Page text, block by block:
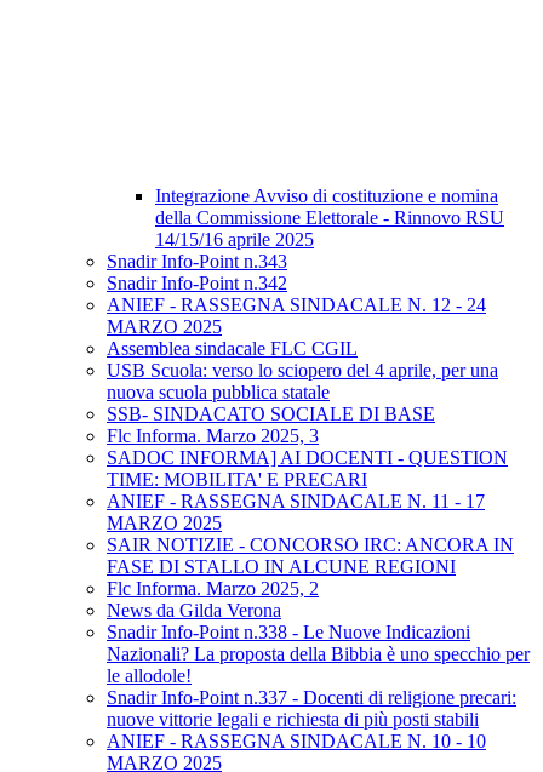
Integrazione Avviso di costituzione e nomina
della Commissione Elettorale - Rinnovo RSU
14/15/16 aprile 2025
Snadir Info-Point n.343
Snadir Info-Point n.342
ANIEF - RASSEGNA SINDACALE N. 12 - 24
MARZO 2025
Assemblea sindacale FLC CGIL
USB Scuola: verso lo sciopero del 4 aprile, per una
nuova scuola pubblica statale
SSB- SINDACATO SOCIALE DI BASE
Flc Informa. Marzo 2025, 3
SADOC INFORMA] AI DOCENTI - QUESTION
TIME: MOBILITA' E PRECARI
ANIEF - RASSEGNA SINDACALE N. 11 - 17
MARZO 2025
SAIR NOTIZIE - CONCORSO IRC: ANCORA IN
FASE DI STALLO IN ALCUNE REGIONI
Flc Informa. Marzo 2025, 2
News da Gilda Verona
Snadir Info-Point n.338 - Le Nuove Indicazioni
Nazionali? La proposta della Bibbia è uno specchio per
le allodole!
Snadir Info-Point n.337 - Docenti di religione precari:
nuove vittorie legali e richiesta di più posti stabili
ANIEF - RASSEGNA SINDACALE N. 10 - 10
MARZO 2025